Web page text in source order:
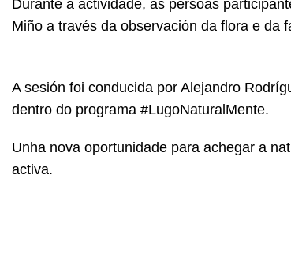
Durante a actividade, as persoas
Miño a través da observación da flora e da
A sesión foi conducida por Alejandro
dentro do programa #LugoNaturalMente.
Unha nova oportunidade para achegar a
activa.